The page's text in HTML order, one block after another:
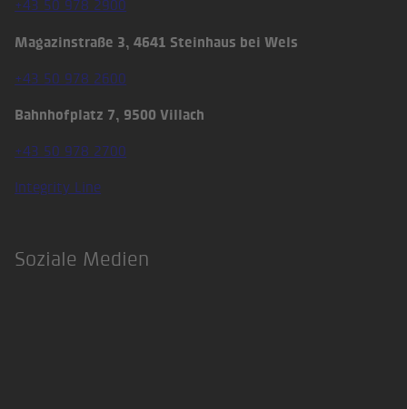
+43 50 978 2900
Magazinstraße 3, 4641 Steinhaus bei Wels
+43 50 978 2600
Bahnhofplatz 7, 9500 Villach
+43 50 978 2700
Integrity Line
Soziale Medien